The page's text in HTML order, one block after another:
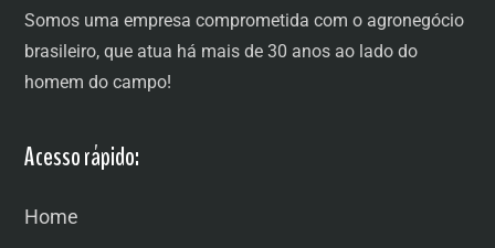
Somos uma empresa comprometida com o agronegócio
brasileiro, que atua há mais de 30 anos ao lado do
homem do campo!
Acesso rápido:
Home